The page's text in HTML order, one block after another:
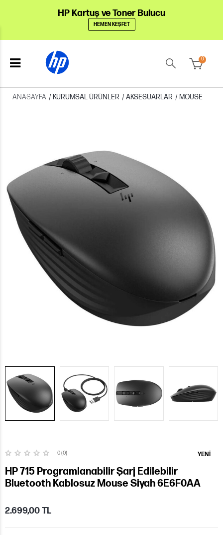
HP Kartuş ve Toner Bulucu
HEMEN KEŞFET
0
ANASAYFA / KURUMSAL ÜRÜNLER /AKSESUARLAR / MOUSE
YENI
0 (0)
HP 715 Programlanabilir Şarj Edilebilir
Bluetooth Kablosuz Mouse Siyah 6E6F0AA
2.699,00 TL